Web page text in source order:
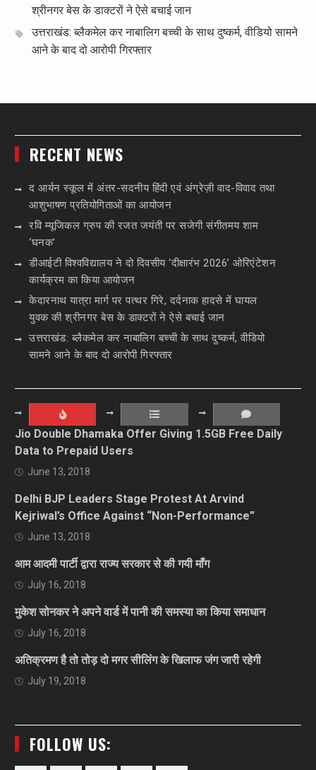
श्रीनगर बेस के डाक्टरों ने ऐसे बचाई जान
उत्तराखंड: ब्लैकमेल कर नाबालिग बच्ची के साथ दुष्कर्म, वीडियो सामने
आने के बाद दो आरोपी गिरफ्तार
RECENT NEWS
द आर्यन स्कूल में अंतर-सदनीय हिंदी एवं अंग्रेज़ी वाद-विवाद तथा
आशुभाषण प्रतियोगिताओं का आयोजन
रवि म्यूजिकल ग्रुप की रजत जयंती पर सजेगी संगीतमय शाम
‘घनक’
डीआईटी विश्वविद्यालय ने दो दिवसीय ‘दीक्षारंभ 2026’ ओरिएंटेशन
कार्यक्रम का किया आयोजन
केदारनाथ यात्रा मार्ग पर पत्थर गिरे, दर्दनाक हादसे में घायल
युवक की श्रीनगर बेस के डाक्टरों ने ऐसे बचाई जान
उत्तराखंड: ब्लैकमेल कर नाबालिग बच्ची के साथ दुष्कर्म, वीडियो
सामने आने के बाद दो आरोपी गिरफ्तार
Jio Double Dhamaka Offer Giving 1.5GB Free Daily
Data to Prepaid Users
June 13, 2018
Delhi BJP Leaders Stage Protest At Arvind
Kejriwal’s Office Against “Non-Performance”
June 13, 2018
आम आदमी पार्टी द्वारा राज्य सरकार से की गयी माँग
July 16, 2018
मुकेश सोनकर ने अपने वार्ड में पानी की समस्या का किया समाधान
July 16, 2018
अतिक्रमण है तो तोड़ दो मगर सीलिंग के खिलाफ जंग जारी रहेगी
July 19, 2018
FOLLOW US: